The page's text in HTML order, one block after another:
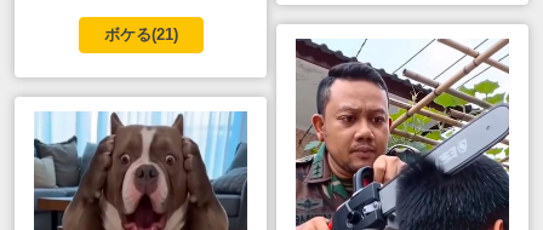
ボケる(21)